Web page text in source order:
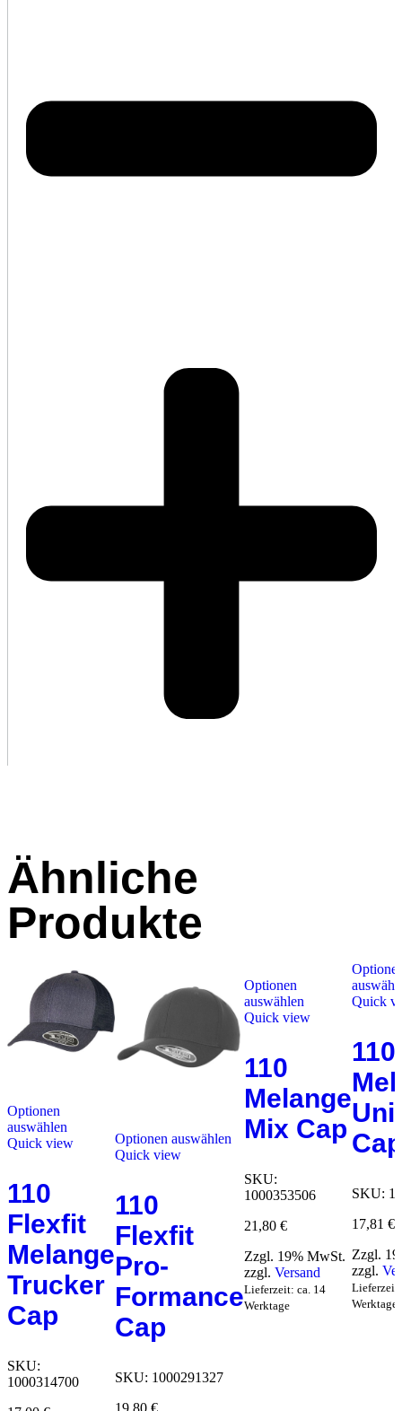
Ähnliche
Produkte
Optionen
auswählen
Quick view
110
Flexfit
Melange
Trucker
Cap
SKU:
1000314700
Optionen auswählen
Quick view
110
Flexfit
Pro-
Formance
Cap
SKU: 1000291327
19,80 €
Optionen
auswählen
Quick view
110
Melange
Mix Cap
SKU:
1000353506
21,80 €
Zzgl. 19% MwSt.
zzgl. Versand
Lieferzeit: ca. 14
Werktage
Quick
110
Cap
SKU:
17,81 €
Zzgl.
zzgl.
Werktage